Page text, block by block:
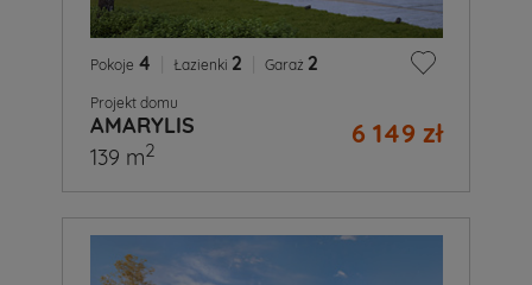
Pokoje 4 Łazienki 2 Garaż 2
Projekt domu
AMARYLIS 6 149 zł
139 m2